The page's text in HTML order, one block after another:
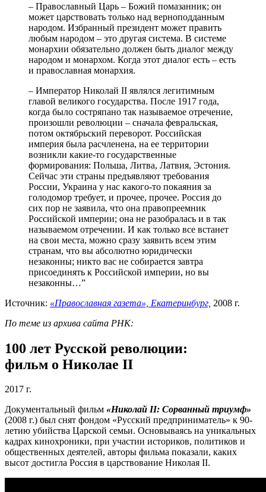
– Православный Царь – Божий помазанник; он
может царствовать только над верноподданным
народом. Избранный президент может править
любым народом – это другая система. В системе
монархии обязательно должен быть диалог между
народом и монархом. Когда этот диалог есть – есть
и православная монархия.
– Император Николай II являлся легитимным
главой великого государства. После 1917 года,
когда было состряпано так называемое отречение,
произошли революции – сначала февральская,
потом октябрьский переворот. Российская
империя была расчленена, на ее территории
возникли какие-то государственные
формирования: Польша, Литва, Латвия, Эстония.
Сейчас эти страны предъявляют требования
России, Украина у нас какого-то покаяния за
голодомор требует, и прочее, прочее. Россия до
сих пор не заявила, что она правопреемник
Российской империи; она не разобралась и в так
называемом отречении. И как только все встанет
на свои места, можно сразу заявить всем этим
странам, что вы абсолютно юридически
незаконны; никто вас не собирается завтра
присоединять к Российской империи, но вы
незаконны…”
Источник: «Православная газета», Екатеринбург, 2008 г.
По теме из архива сайта РНК:
100 лет Русской революции:
фильм о Николае II
2017 г.
Документальный фильм «Николай II: Сорванный триумф»
(2008 г.) был снят фондом «Русский предприниматель» к 90-
летию убийства Царской семьи. Основываясь на уникальных
кадрах кинохроники, при участии историков, политиков и
общественных деятелей, авторы фильма показали, каких
высот достигла Россия в царствование Николая II.